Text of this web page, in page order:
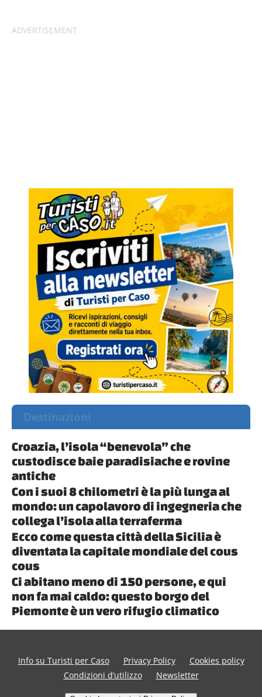
Destinazioni
Croazia, l’isola “benevola” che
custodisce baie paradisiache e rovine
antiche
Con i suoi 8 chilometri è la più lunga al
mondo: un capolavoro di ingegneria che
collega l’isola alla terraferma
Ecco come questa città della Sicilia è
diventata la capitale mondiale del cous
cous
Ci abitano meno di 150 persone, e qui
non fa mai caldo: questo borgo del
Piemonte è un vero rifugio climatico
Info su Turisti per Caso Privacy Policy
Cookies policy
Condizioni d’utilizzo
Newsletter